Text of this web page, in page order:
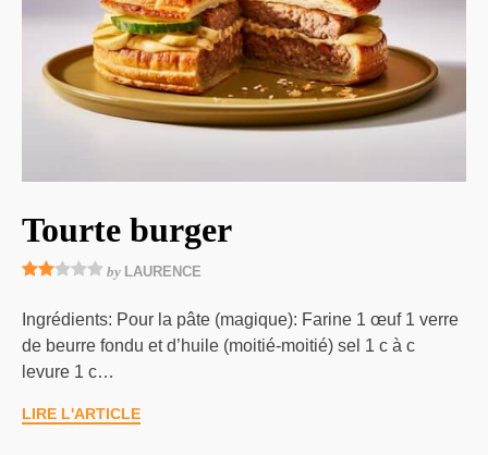
Tourte burger
by LAURENCE
Ingrédients: Pour la pâte (magique): Farine 1 œuf 1 verre
de beurre fondu et d’huile (moitié-moitié) sel 1 c à c
levure 1 c…
LIRE L'ARTICLE